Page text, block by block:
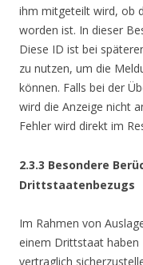
ihm mitgeteilt wird, ob
worden ist. In dieser
Diese ID ist bei
zu nutzen, um die
können. Falls bei der
wird die Anzeige nicht
Fehler wird direkt im
2.3.3 Besondere
Drittstaatenbezugs
Im Rahmen von
einem Drittstaat haben
vertraglich